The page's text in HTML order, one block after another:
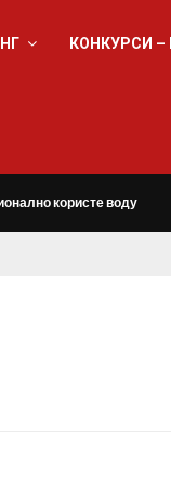
КОНКУРСИ
користе воду